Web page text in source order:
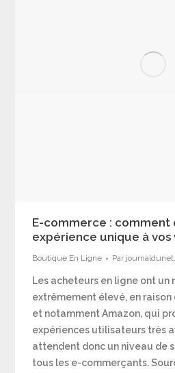
E-commerce : comment
expérience unique à vos
Boutique En Ligne Par
Les acheteurs en ligne ont
extrêmement élevé, en
et notamment Amazon, qui
expériences utilisateurs très
attendent donc un niveau de
tous les e-commerçants.